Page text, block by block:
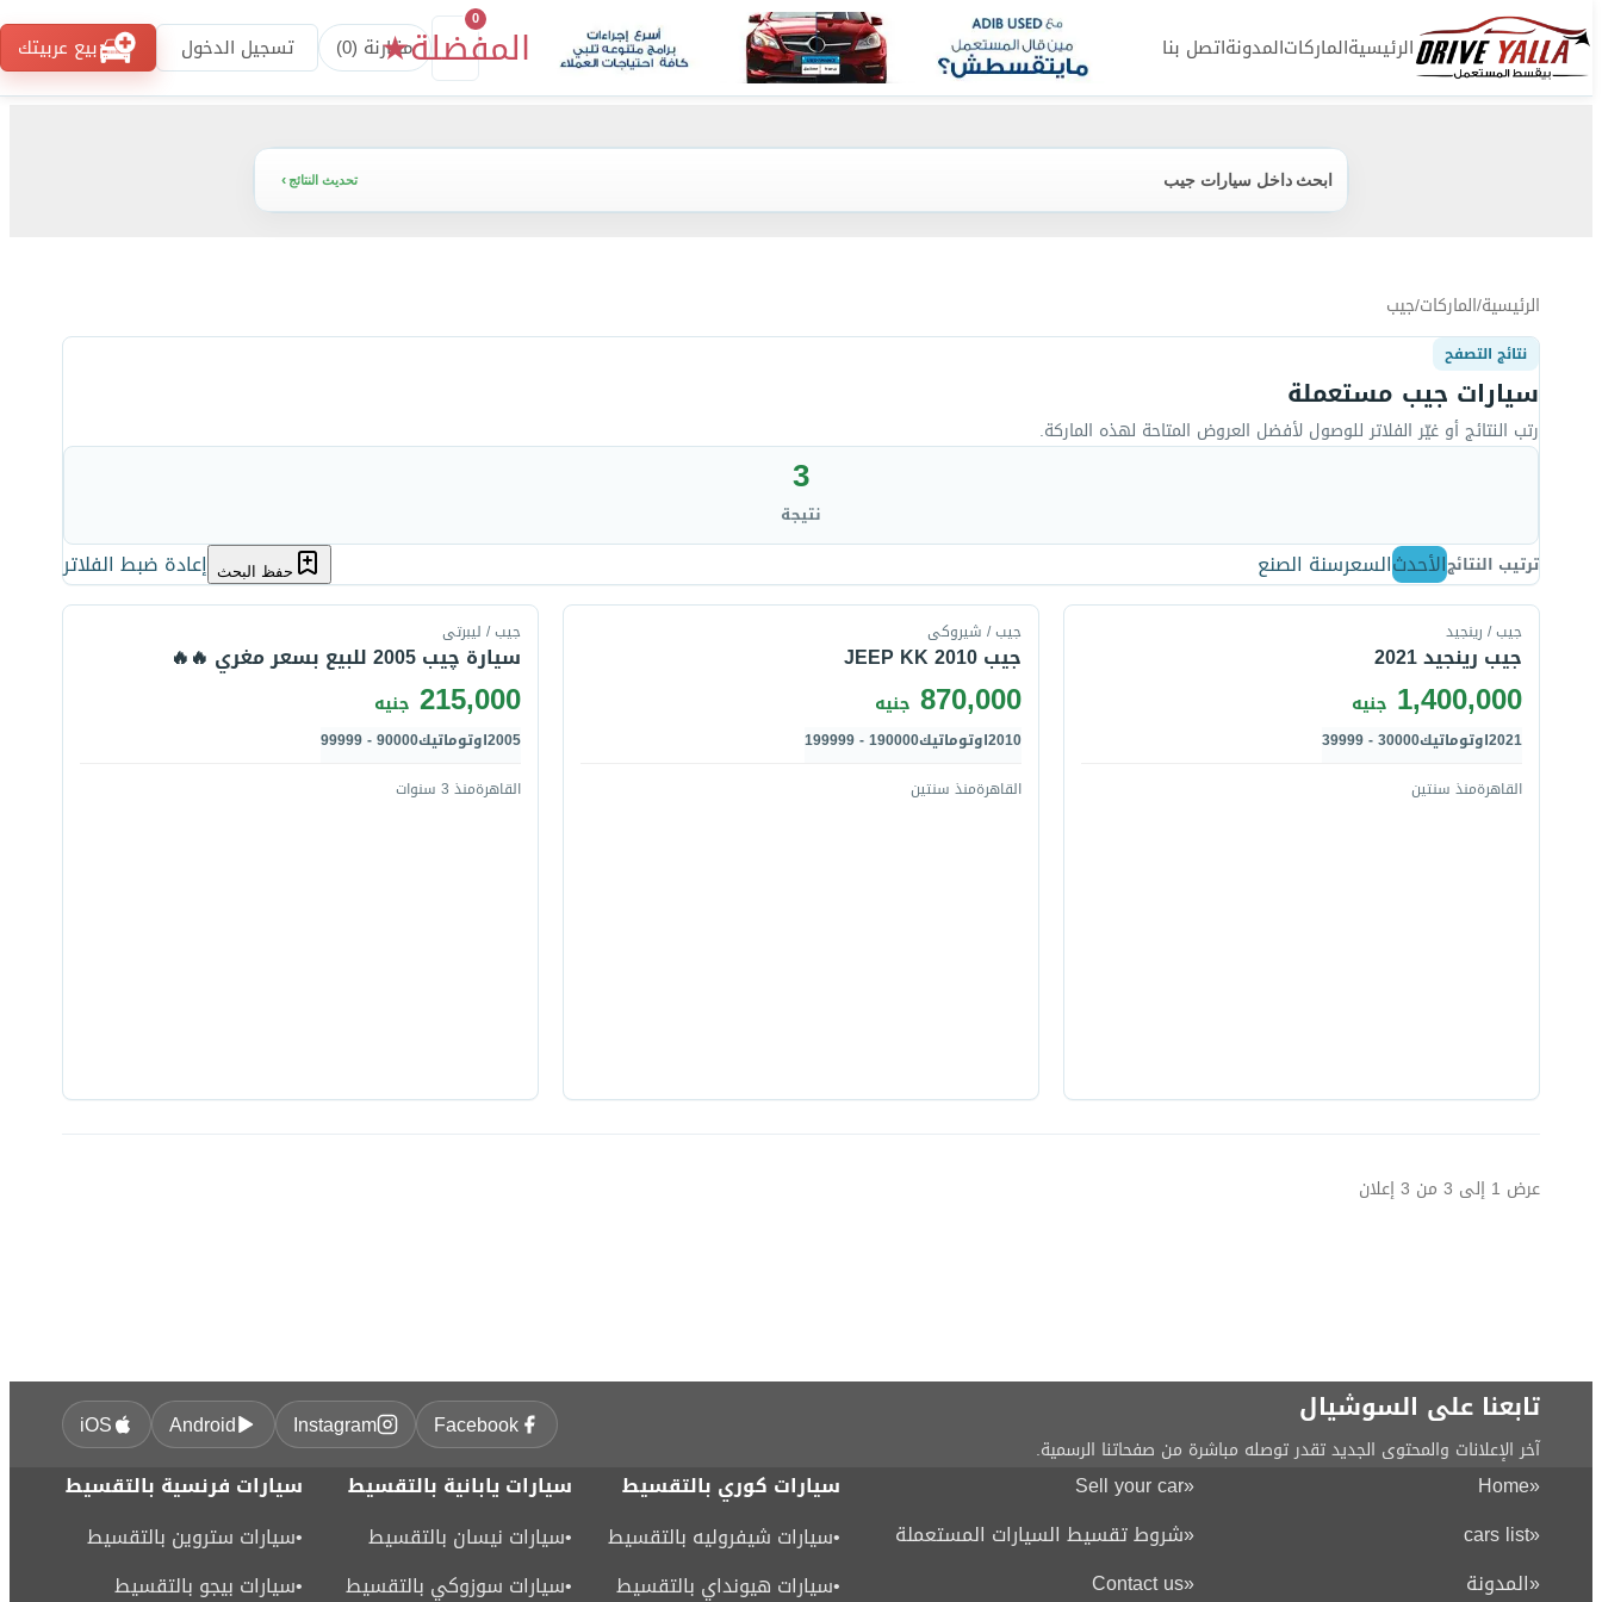
الرئيسيةالماركاتالمدونةاتصل بنا المفضلة
0
★
مقارنة (0
) تسجيل الدخول بيع عربيتك
ابحث داخل سيارات جيب تحديث النتائج
الرئيسية/الماركات/جيب
نتائج التصفح
سيارات جيب مستعملة
رتب النتائج أو غيّر الفلاتر للوصول لأفضل العروض المتاحة لهذه الماركة.
3
نتيجة
ترتيب النتائجالأحدثالسعرسنة الصنع حفظ البحث إعادة ضبط الفلاتر
جيب / رينجيد
جيب رينجيد 2021
1,400,000 جنيه
2021اوتوماتيك30000 - 39999
القاهرةمنذ سنتين
جيب / شيروكى
جيب JEEP KK 2010
870,000 جنيه
2010اوتوماتيك190000 - 199999
القاهرةمنذ سنتين
قارن
جيب / ليبرتى
سيارة چيب 2005 للبيع بسعر مغري 🔥🔥
215,000 جنيه
2005اوتوماتيك90000 - 99999
القاهرةمنذ 3 سنوات
عرض 1 إلى 3 من 3 إعلان
تابعنا على السوشيال
آخر الإعلانات والمحتوى الجديد تقدر توصله مباشرة من صفحاتنا الرسمية.
Facebook
Instagram
Android
iOS
«
Home
«
cars list
«المدونة
«
Sell your car
«شروط تقسيط السيارات المستعملة
«
Contact us
سيارات كوري بالتقسيط
•سيارات شيفروليه بالتقسيط
•سيارات هيونداي بالتقسيط
سيارات يابانية بالتقسيط
•سيارات نيسان بالتقسيط
•سيارات سوزوكي بالتقسيط
سيارات فرنسية بالتقسيط
•سيارات ستروين بالتقسيط
•سيارات بيجو بالتقسيط